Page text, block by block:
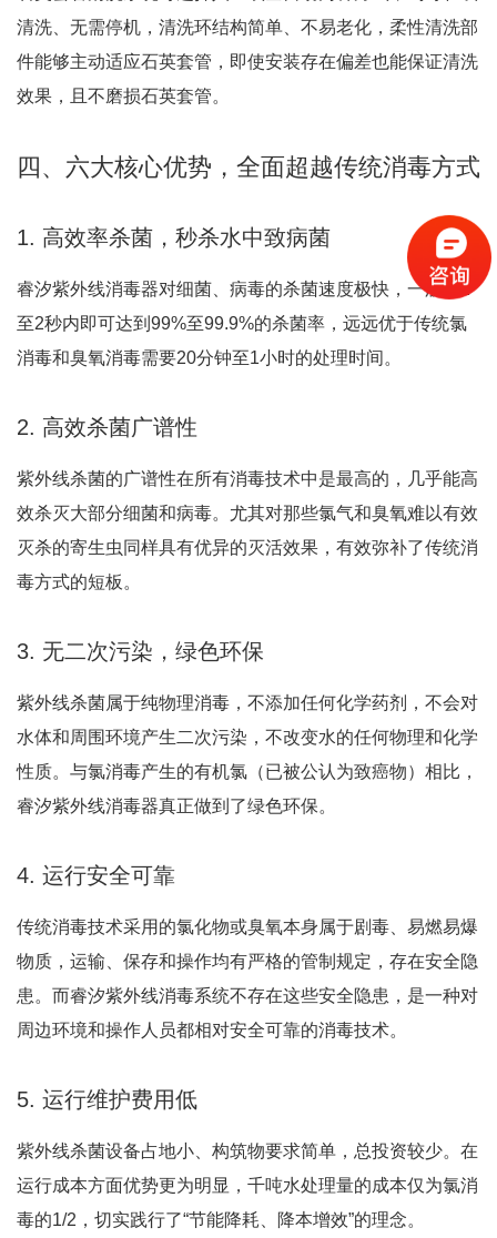
清洗、无需停机，清洗环结构简单、不易老化，柔性清洗部
件能够主动适应石英套管，即使安装存在偏差也能保证清洗
效果，且不磨损石英套管。
四、六大核心优势，全面超越传统消毒方式
1. 高效率杀菌，秒杀水中致病菌
睿汐紫外线消毒器对细菌、病毒的杀菌速度极快，一般在1
至2秒内即可达到99%至99.9%的杀菌率，远远优于传统氯
消毒和臭氧消毒需要20分钟至1小时的处理时间 。
2. 高效杀菌广谱性
紫外线杀菌的广谱性在所有消毒技术中是最高的，几乎能高
效杀灭大部分细菌和病毒。尤其对那些氯气和臭氧难以有效
灭杀的寄生虫同样具有优异的灭活效果，有效弥补了传统消
毒方式的短板 。
3. 无二次污染，绿色环保
紫外线杀菌属于纯物理消毒，不添加任何化学药剂，不会对
水体和周围环境产生二次污染，不改变水的任何物理和化学
性质。与氯消毒产生的有机氯（已被公认为致癌物）相比，
睿汐紫外线消毒器真正做到了绿色环保。
4. 运行安全可靠
传统消毒技术采用的氯化物或臭氧本身属于剧毒、易燃易爆
物质，运输、保存和操作均有严格的管制规定，存在安全隐
患。而睿汐紫外线消毒系统不存在这些安全隐患，是一种对
周边环境和操作人员都相对安全可靠的消毒技术。
5. 运行维护费用低
紫外线杀菌设备占地小、构筑物要求简单，总投资较少。在
运行成本方面优势更为明显，千吨水处理量的成本仅为氯消
毒的1/2，切实践行了“节能降耗、降本增效”的理念。